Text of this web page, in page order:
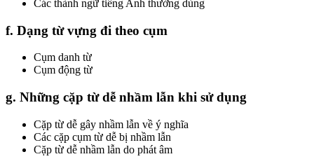
Các thành ngữ tiếng Anh thường dùng
f. Dạng từ vựng đi theo cụm
Cụm danh từ
Cụm động từ
g. Những cặp từ dễ nhầm lẫn khi sử dụng
Cặp từ dễ gây nhầm lẫn về ý nghĩa
Các cặp cụm từ dễ bị nhầm lẫn
Cặp từ dễ nhầm lẫn do phát âm